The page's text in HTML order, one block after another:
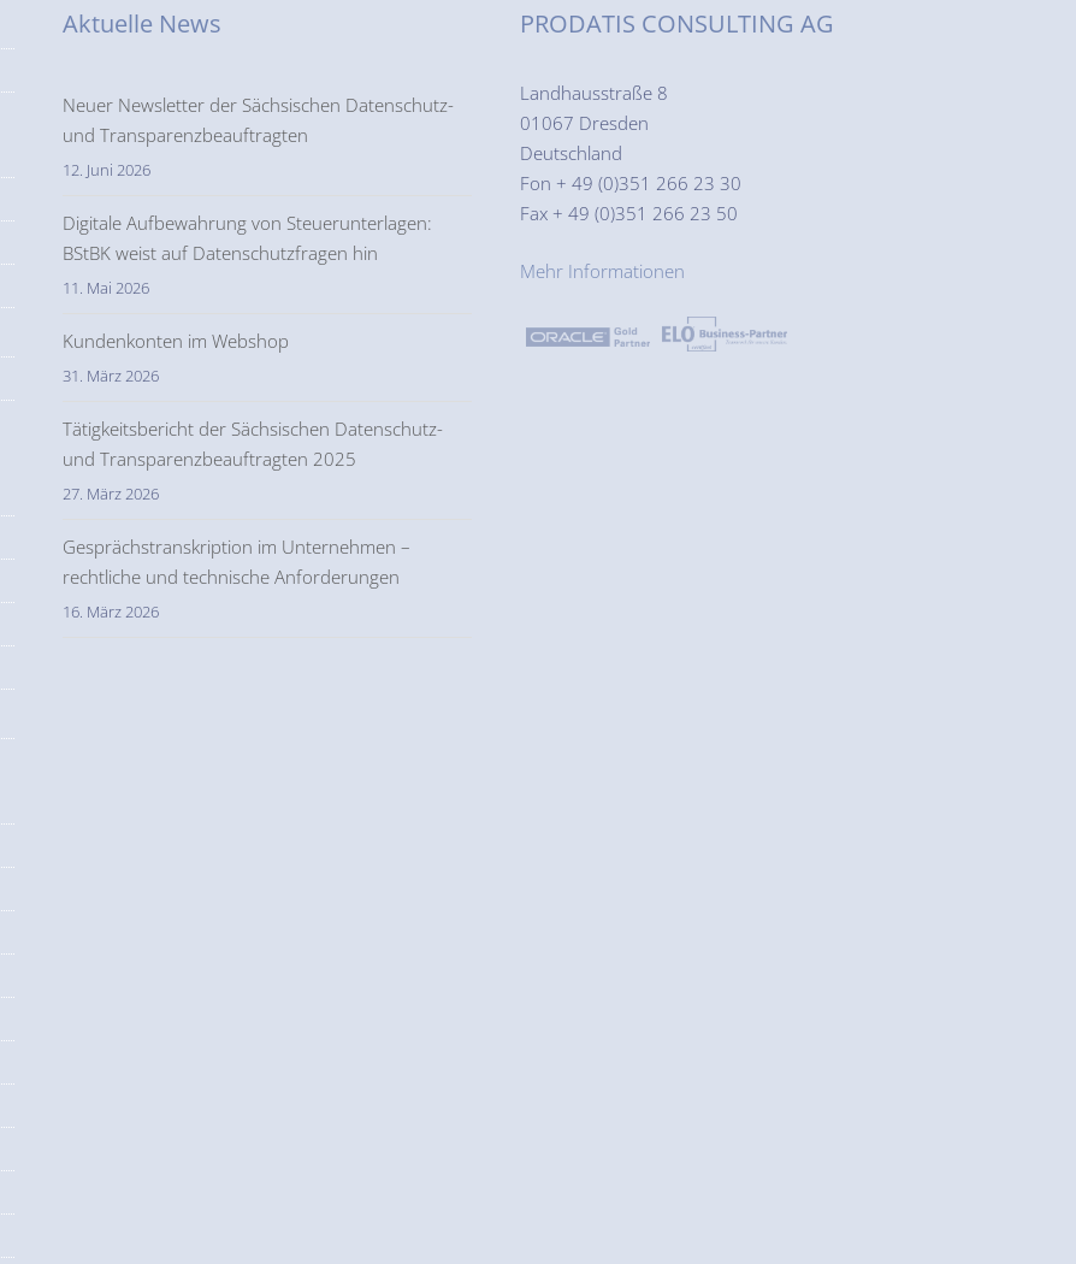
Aktuelle News
Neuer Newsletter der Sächsischen Datenschutz-
und Transparenzbeauftragten
12. Juni 2026
Digitale Aufbewahrung von Steuerunterlagen:
BStBK weist auf Datenschutzfragen hin
11. Mai 2026
Kundenkonten im Webshop
31. März 2026
Tätigkeitsbericht der Sächsischen Datenschutz-
und Transparenzbeauftragten 2025
27. März 2026
Gesprächstranskription im Unternehmen –
rechtliche und technische Anforderungen
16. März 2026
PRODATIS CONSULTING AG
Landhausstraße 8
01067 Dresden
Deutschland
Fon + 49 (0)351 266 23 30
Fax + 49 (0)351 266 23 50
Mehr Informationen